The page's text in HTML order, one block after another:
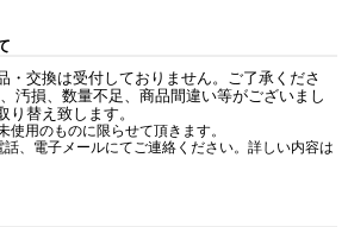
・交換は受付しておりません。ご了承くださ
汚損、数量不足、商品間違い等がございまし
り替え致します。
用のものに限らせて頂きます。
、電子メールにてご連絡ください。詳しい内容は